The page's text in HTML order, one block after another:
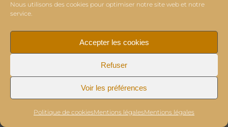
Nous utilisons des cookies pour optimiser notre site web et notre
service.
Accepter les cookies
Refuser
Voir les préférences
Politique de cookiesMentions légalesMentions légales